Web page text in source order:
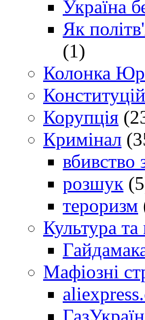
Україна
Як
(1)
Колонка
Корупція
Кримінал
вбивство
розшук
тероризм
Культура
Мафіозні